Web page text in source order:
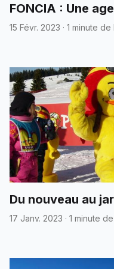
FONCIA : Une
15 Févr. 2023 · 1 minute
Du nouveau au
17 Janv. 2023 · 1 minute